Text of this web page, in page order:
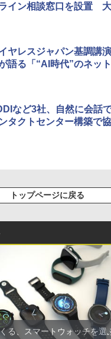
イン相談窓口を設置
ヤレスジャパン基調講
語る「“AI時代”のネット
など3社、自然に会話
タクトセンター構築で
トップページに戻る
る、スマートウォッチを選